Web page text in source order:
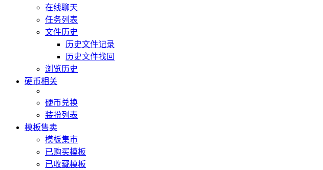
在线聊天
任务列表
文件历史
历史文件记录
历史文件找回
浏览历史
硬币相关
硬币兑换
装扮列表
模板售卖
模板集市
已购买模板
已收藏模板